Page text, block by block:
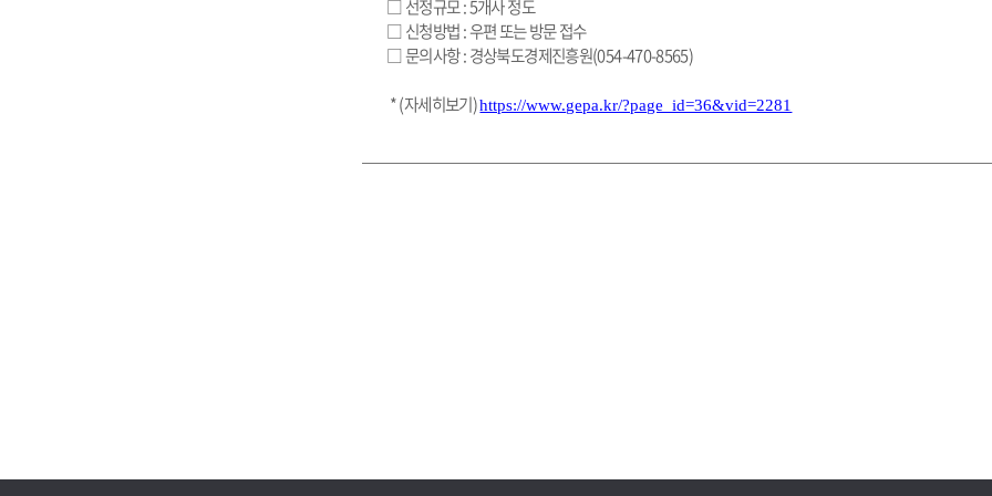
□ 선정규모 : 5개사 정도
□ 신청방법 : 우편 또는 방문 접수
□ 문의사항 : 경상북도경제진흥원(054-470-8565)
* (자세히보기) https://www.gepa.kr/?page_id=36&vid=2281